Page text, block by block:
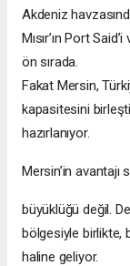
Akdeniz
Mısır’ın Port
ön sırada.
Fakat Mersin,
kapasitesini
hazırlanıyor.
Mersin’in avantajı
büyüklüğü değil.
bölgesiyle birlikte,
haline geliyor.